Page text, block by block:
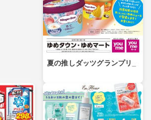
夏の推しダッツグランプリ_